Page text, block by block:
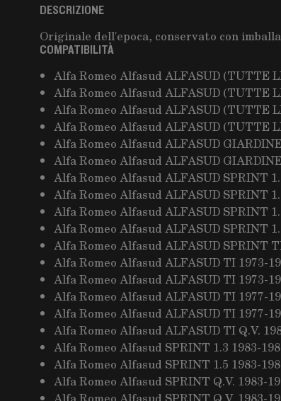
DESCRIZIONE
Originale dell'epoca, conservato con
COMPATIBILITÀ
Alfa Romeo Alfasud ALFASUD (TUTTE
Alfa Romeo Alfasud ALFASUD (TUTTE
Alfa Romeo Alfasud ALFASUD (TUTTE
Alfa Romeo Alfasud ALFASUD (TUTTE
Alfa Romeo Alfasud ALFASUD
Alfa Romeo Alfasud ALFASUD
Alfa Romeo Alfasud ALFASUD SPRINT
Alfa Romeo Alfasud ALFASUD SPRINT
Alfa Romeo Alfasud ALFASUD SPRINT
Alfa Romeo Alfasud ALFASUD SPRINT
Alfa Romeo Alfasud ALFASUD SPRINT
Alfa Romeo Alfasud ALFASUD TI 1973-
Alfa Romeo Alfasud ALFASUD TI 1973-
Alfa Romeo Alfasud ALFASUD TI 1977-
Alfa Romeo Alfasud ALFASUD TI 1977-
Alfa Romeo Alfasud ALFASUD TI Q.V.
Alfa Romeo Alfasud SPRINT 1.3 1983-
Alfa Romeo Alfasud SPRINT 1.5 1983-
Alfa Romeo Alfasud SPRINT Q.V. 1983-